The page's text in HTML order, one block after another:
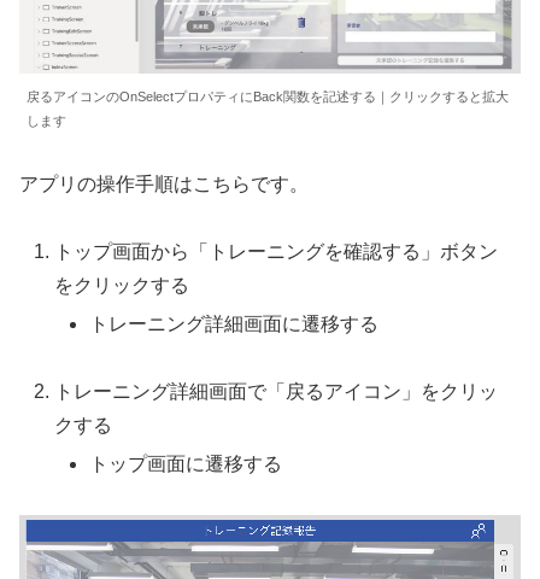
戻るアイコンのOnSelectプロパティにBack関数を記述する｜クリックすると拡大
します
アプリの操作手順はこちらです。
トップ画面から「トレーニングを確認する」ボタン
をクリックする
トレーニング詳細画面に遷移する
トレーニング詳細画面で「戻るアイコン」をクリッ
クする
トップ画面に遷移する